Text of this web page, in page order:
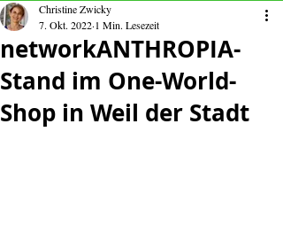
networkANTHROPIA-
Stand im One-World-
Shop in Weil der Stadt
Christine Zwicky
7. Okt. 2022 1 Min. Lesezeit